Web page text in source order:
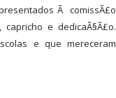
Ã comissÃ£o
e dedicaÃ§Ã£o.
e que mereceram